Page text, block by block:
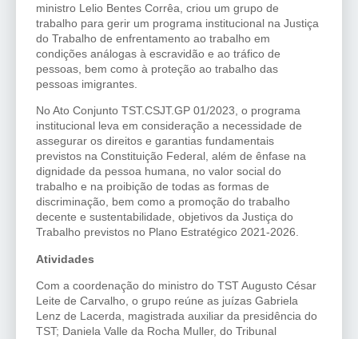
ministro Lelio Bentes Corrêa, criou um grupo de
trabalho para gerir um programa institucional na Justiça
do Trabalho de enfrentamento ao trabalho em
condições análogas à escravidão e ao tráfico de
pessoas, bem como à proteção ao trabalho das
pessoas imigrantes.
No Ato Conjunto TST.CSJT.GP 01/2023, o programa
institucional leva em consideração a necessidade de
assegurar os direitos e garantias fundamentais
previstos na Constituição Federal, além de ênfase na
dignidade da pessoa humana, no valor social do
trabalho e na proibição de todas as formas de
discriminação, bem como a promoção do trabalho
decente e sustentabilidade, objetivos da Justiça do
Trabalho previstos no Plano Estratégico 2021-2026.
Atividades
Com a coordenação do ministro do TST Augusto César
Leite de Carvalho, o grupo reúne as juízas Gabriela
Lenz de Lacerda, magistrada auxiliar da presidência do
TST; Daniela Valle da Rocha Muller, do Tribunal